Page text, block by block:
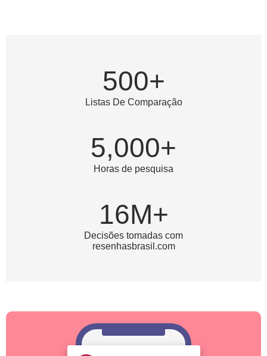
500+
Listas De Comparação
5,000+
Horas de pesquisa
16M+
Decisões tomadas com
resenhasbrasil.com